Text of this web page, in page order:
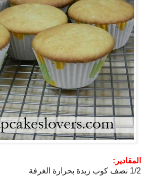
المقادير:
1/2 نصف كوب زبدة بحرارة الغرفة